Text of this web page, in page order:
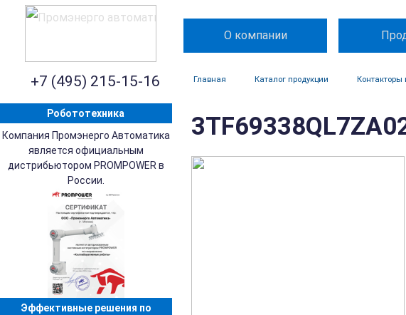
О компании
+7 (495) 215-15-16 Главная Каталог продукции Контакторы
Робототехника
Компания Промэнерго Автоматика
является официальным
дистрибьютором PROMPOWER в
России.
Эффективные решения по